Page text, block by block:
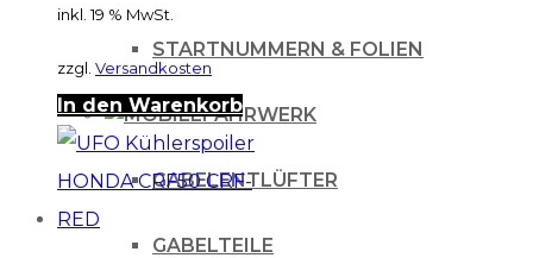
STARTNUMMERN & FOLIEN
FAHRWERK
GABELENTLÜFTER
GABELTEILE
inkl. 19 % MwSt.
zzgl. Versandkosten
In den Warenkorb